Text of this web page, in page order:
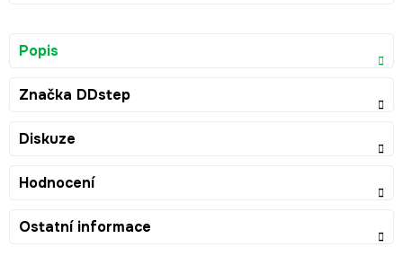
Popis
Značka DDstep
Diskuze
Hodnocení
Ostatní informace